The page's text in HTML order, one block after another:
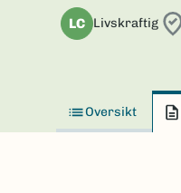
LC Livskraftig
Oversikt